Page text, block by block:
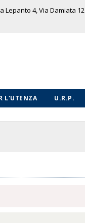
Lepanto 4, Via Damiata 12
L'UTENZA
U.R.P.